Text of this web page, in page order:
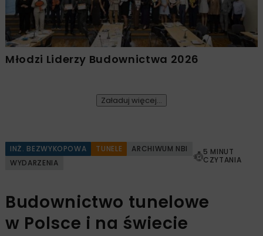
Młodzi Liderzy Budownictwa 2026
Załaduj więcej...
INŻ. BEZWYKOPOWA TUNELE
ARCHIWUM NBI
WYDARZENIA
5 MINUT
CZYTANIA
Budownictwo tunelowe
w Polsce i na świecie